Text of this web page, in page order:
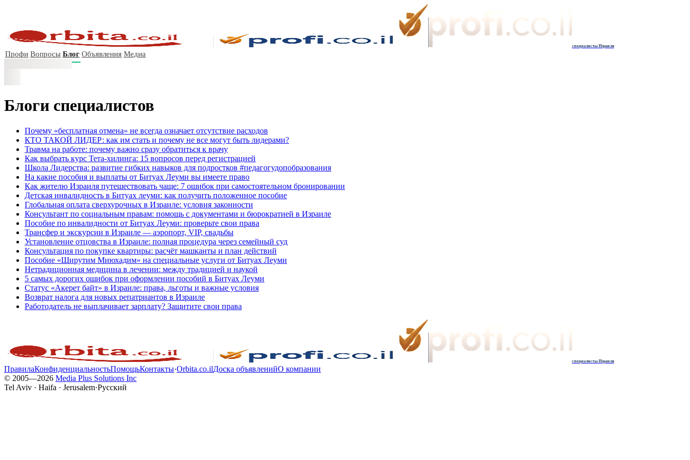
специалисты Израиля
Профи Вопросы Блог Объявления Медиа
Блоги специалистов
Почему «бесплатная отмена» не всегда означает отсутствие расходов
КТО ТАКОЙ ЛИДЕР: как им стать и почему не все могут быть лидерами?
Травма на работе: почему важно сразу обратиться к врачу
Как выбрать курс Тета-хилинга: 15 вопросов перед регистрацией
Школа Лидерства: развитие гибких навыков для подростков #педагогудопобразования
На какие пособия и выплаты от Битуах Леуми вы имеете право
Как жителю Израиля путешествовать чаще: 7 ошибок при самостоятельном бронировании
Детская инвалидность в Битуах леуми: как получить положенное пособие
Глобальная оплата сверхурочных в Израиле: условия законности
Консультант по социальным правам: помощь с документами и бюрократией в Израиле
Пособие по инвалидности от Битуах Леуми: проверьте свои права
Трансфер и экскурсии в Израиле — аэропорт, VIP, свадьбы
Установление отцовства в Израиле: полная процедура через семейный суд
Консультация по покупке квартиры: расчёт машканты и план действий
Пособие «Ширутим Миюхадим» на специальные услуги от Битуах Леуми
Нетрадиционная медицина в лечении: между традицией и наукой
5 самых дорогих ошибок при оформлении пособий в Битуах Леуми
Статус «Акерет байт» в Израиле: права, льготы и важные условия
Возврат налога для новых репатриантов в Израиле
Работодатель не выплачивает зарплату? Защитите свои права
специалисты Израиля
ПравилаКонфиденциальностьПомощьКонтакты·Orbita.co.ilДоска объявленийО компании
© 2005—2026 Media Plus Solutions Inc
Tel Aviv · Haifa · Jerusalem·Русский